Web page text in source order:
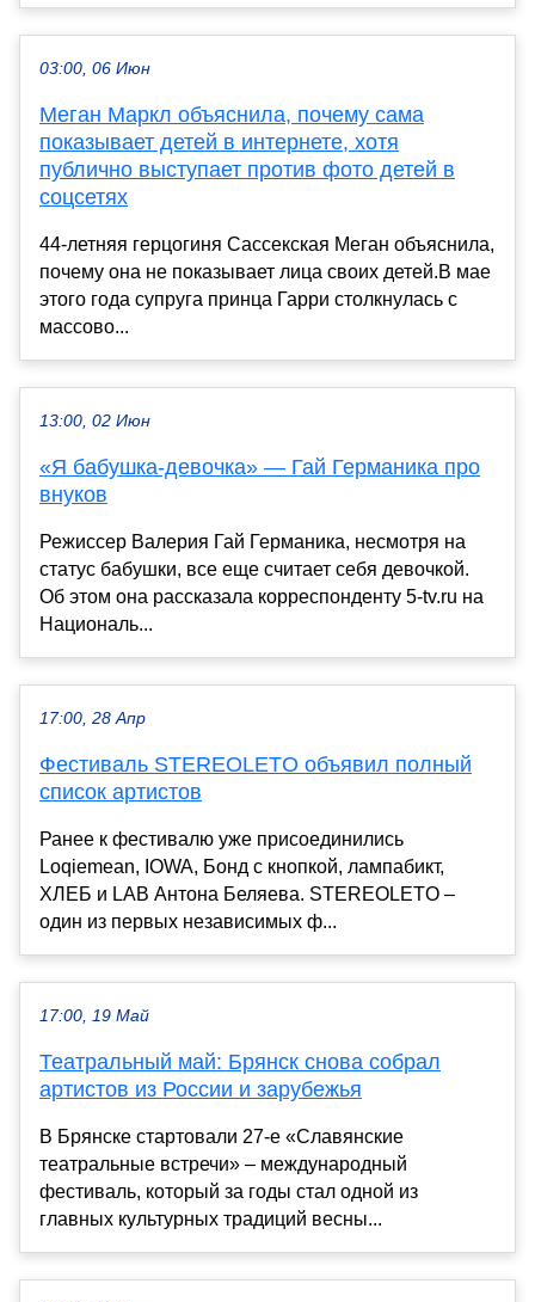
03:00, 06 Июн
Меган Маркл объяснила, почему сама
показывает детей в интернете, хотя
публично выступает против фото детей в
соцсетях
44-летняя герцогиня Сассекская Меган объяснила,
почему она не показывает лица своих детей.В мае
этого года супруга принца Гарри столкнулась с
массово...
13:00, 02 Июн
«Я бабушка-девочка» — Гай Германика про
внуков
Режиссер Валерия Гай Германика, несмотря на
статус бабушки, все еще считает себя девочкой.
Об этом она рассказала корреспонденту 5-tv.ru на
Националь...
17:00, 28 Апр
Фестиваль STEREOLETO объявил полный
список артистов
Ранее к фестивалю уже присоединились
Loqiemean, IOWA, Бонд с кнопкой, лампабикт,
ХЛЕБ и LAB Антона Беляева. STEREOLETO –
один из первых независимых ф...
17:00, 19 Май
Театральный май: Брянск снова собрал
артистов из России и зарубежья
В Брянске стартовали 27-е «Славянские
театральные встречи» – международный
фестиваль, который за годы стал одной из
главных культурных традиций весны...